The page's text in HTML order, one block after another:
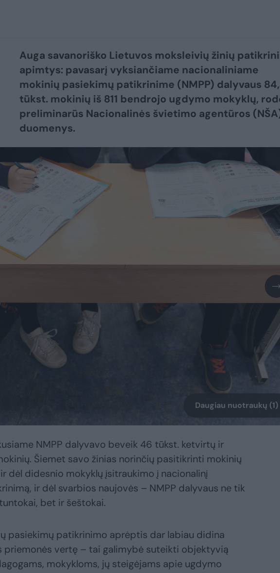
Auga savanoriško Lietuvos moksleivių žinių
apimtys: pavasarį vyksiančiame nacionaliniame
mokinių pasiekimų patikrinime (NMPP) dalyvaus
tūkst. mokinių iš 811 bendrojo ugdymo mokyklų,
preliminarūs Nacionalinės švietimo agentūros
duomenys.
Daugiau nuotraukų (1)
NMPP dalyvavo beveik 46 tūkst. ketvirtų ir
Šiemet savo žinias norinčių pasitikrinti mokinių
dėl didesnio mokyklų įsitraukimo į nacionalinį
ir dėl svarbios naujovės – NMPP dalyvaus ne tik
bet ir šeštokai.
pasiekimų patikrinimo aprėptis dar labiau didina
priemonės vertę – tai galimybė suteikti objektyvią
mokykloms, jų steigėjams apie ugdymo